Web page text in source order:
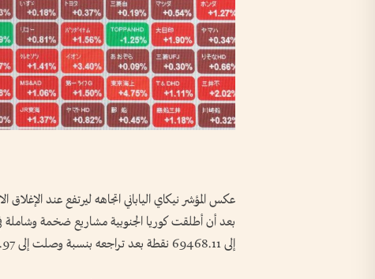
عكس المؤشر نيكاي الياباني اتجاهه ليرتفع عند
إلى 69468.11 نقطة بعد تراجعه بنسبة وصلت إلى 1.97% في وقت سابق من الجلسة.